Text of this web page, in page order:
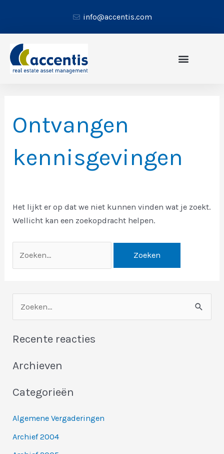
de
inhoud
info@accentis.com
Ontvangen
kennisgevingen
Het lijkt er op dat we niet kunnen vinden wat je zoekt.
Wellicht kan een zoekopdracht helpen.
naar:
e
n
a
a
Recente reacties
Archieven
Categorieën
Algemene Vergaderingen
Archief 2004